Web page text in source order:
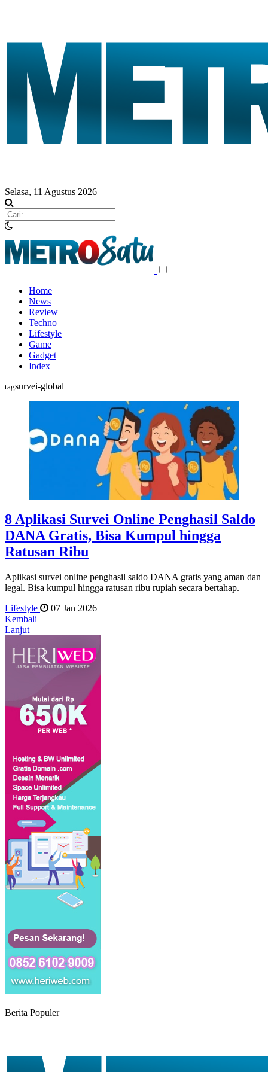
Selasa, 11 Agustus 2026
Home
News
Review
Techno
Lifestyle
Game
Gadget
Index
tagsurvei-global
8 Aplikasi Survei Online Penghasil Saldo
DANA Gratis, Bisa Kumpul hingga
Ratusan Ribu
Aplikasi survei online penghasil saldo DANA gratis yang aman dan
legal. Bisa kumpul hingga ratusan ribu rupiah secara bertahap.
Lifestyle
07 Jan 2026
Kembali
Lanjut
Berita Populer